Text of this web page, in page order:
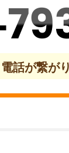
電話が繋が